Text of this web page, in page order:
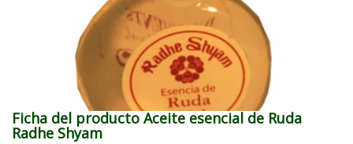
Ficha del producto Aceite esencial de Ruda
Radhe Shyam